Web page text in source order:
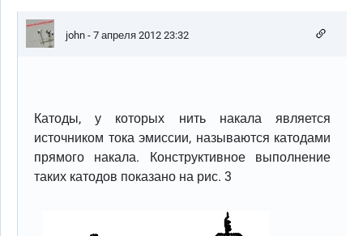
john - 7 апреля 2012 23:32
Катоды, у которых нить накала является
источником тока эмиссии, называются катодами
прямого накала. Конструктивное выполнение
таких катодов показано на рис. 3